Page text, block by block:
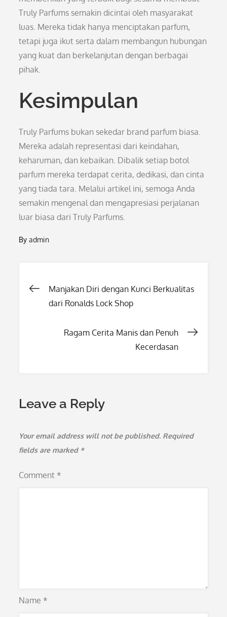
Truly Parfums semakin dicintai oleh masyarakat
luas. Mereka tidak hanya menciptakan parfum,
tetapi juga ikut serta dalam membangun hubungan
yang kuat dan berkelanjutan dengan berbagai
pihak.
Kesimpulan
Truly Parfums bukan sekedar brand parfum biasa.
Mereka adalah representasi dari keindahan,
keharuman, dan kebaikan. Dibalik setiap botol
parfum mereka terdapat cerita, dedikasi, dan cinta
yang tiada tara. Melalui artikel ini, semoga Anda
semakin mengenal dan mengapresiasi perjalanan
luar biasa dari Truly Parfums.
Byadmin
Post
Manjakan Diri dengan Kunci Berkualitas
dari Ronalds Lock Shop
Ragam Cerita Manis dan Penuh
Kecerdasan
Leave a Reply
Your email address will not be published. Required
fields are marked *
Comment *
Name *